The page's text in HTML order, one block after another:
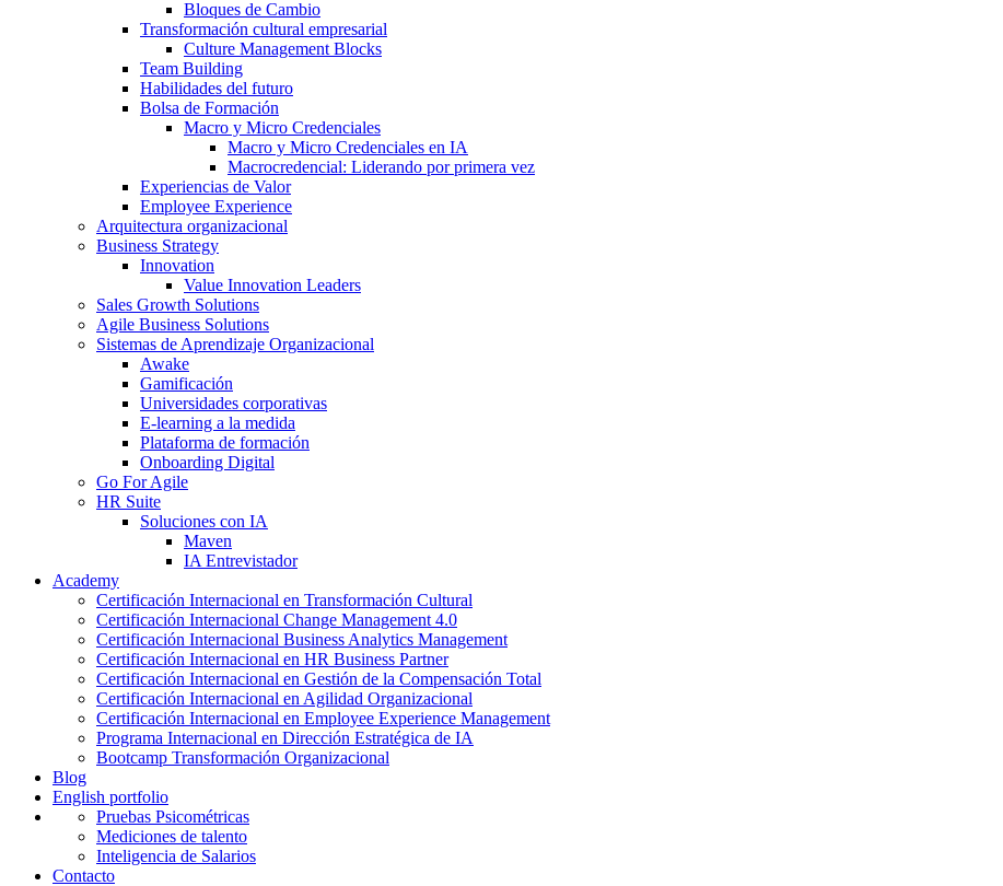
Bloques de Cambio
Transformación cultural empresarial
Culture Management Blocks
Team Building
Habilidades del futuro
Bolsa de Formación
Macro y Micro Credenciales
Macro y Micro Credenciales en IA
Macrocredencial: Liderando por primera vez
Experiencias de Valor
Employee Experience
Arquitectura organizacional
Business Strategy
Innovation
Value Innovation Leaders
Sales Growth Solutions
Agile Business Solutions
Sistemas de Aprendizaje Organizacional
Awake
Gamificación
Universidades corporativas
E-learning a la medida
Plataforma de formación
Onboarding Digital
Go For Agile
HR Suite
Soluciones con IA
Maven
IA Entrevistador
Academy
Certificación Internacional en Transformación Cultural
Certificación Internacional Change Management 4.0
Certificación Internacional Business Analytics Management
Certificación Internacional en HR Business Partner
Certificación Internacional en Gestión de la Compensación Total
Certificación Internacional en Agilidad Organizacional
Certificación Internacional en Employee Experience Management
Programa Internacional en Dirección Estratégica de IA
Bootcamp Transformación Organizacional
Blog
English portfolio
Pruebas Psicométricas
Mediciones de talento
Inteligencia de Salarios
Contacto